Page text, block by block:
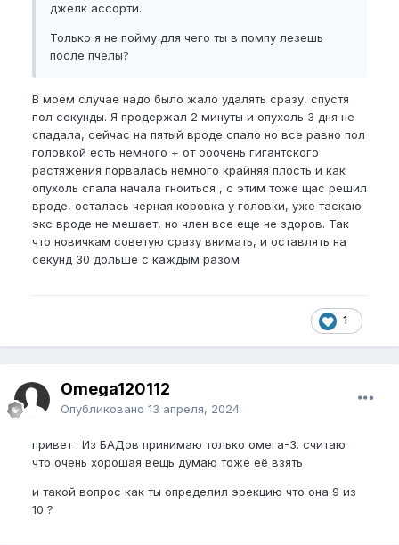
джелк ассорти.
Только я не пойму для чего ты в помпу лезешь
после пчелы?
В моем случае надо было жало удалять сразу, спустя
пол секунды. Я продержал 2 минуты и опухоль 3 дня не
спадала, сейчас на пятый вроде спало но все равно пол
головкой есть немного + от ооочень гигантского
растяжения порвалась немного крайняя плость и как
опухоль спала начала гноиться , с этим тоже щас решил
вроде, осталась черная коровка у головки, уже таскаю
экс вроде не мешает, но член все еще не здоров. Так
что новичкам советую сразу внимать, и оставлять на
секунд 30 дольше с каждым разом
1
Omega120112
Опубликовано 13 апреля, 2024
привет . Из БАДов принимаю только омега-3. считаю
что очень хорошая вещь думаю тоже её взять
и такой вопрос как ты определил эрекцию что она 9 из
10 ?